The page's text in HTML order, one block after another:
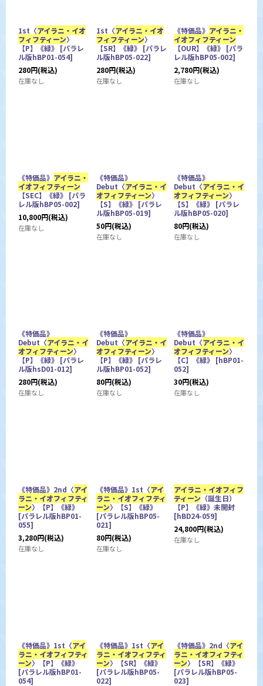
1st〈アイラニ・イオ
フィフティーン〉
【P】《緑》 [パラレ
ル版hBP01-054]
280円(税込)
在庫なし
1st〈アイラニ・イオ
フィフティーン〉
【SR】《緑》 [パラレ
ル版hBP05-022]
280円(税込)
在庫なし
《特価品》 アイラニ・
イオフィフティーン
【OUR】《緑》 [パラ
レル版hBP05-002]
2,780円(税込)
在庫なし
《特価品》 アイラニ・
イオフィフティーン
【SEC】《緑》 [パラ
レル版hBP05-002]
10,800円(税込)
在庫なし
《特価品》
Debut〈アイラニ・イ
オフィフティーン〉
【S】《緑》 [パラレ
ル版hBP05-019]
50円(税込)
在庫なし
《特価品》
Debut〈アイラニ・イ
オフィフティーン〉
【S】《緑》 [パラレ
ル版hBP05-020]
80円(税込)
在庫なし
《特価品》
Debut〈アイラニ・イ
オフィフティーン〉
【P】《緑》 [パラレ
ル版hsD01-012]
280円(税込)
在庫なし
《特価品》
Debut〈アイラニ・イ
オフィフティーン〉
【P】《緑》 [パラレ
ル版hBP01-052]
80円(税込)
在庫なし
《特価品》
Debut〈アイラニ・イ
オフィフティーン〉
【C】《緑》 [hBP01-
052]
30円(税込)
在庫なし
《特価品》2nd〈アイ
ラニ・イオフィフティ
ーン〉【P】《緑》
[パラレル版hBP01-
055]
3,280円(税込)
在庫なし
《特価品》1st〈アイ
ラニ・イオフィフティ
ーン〉【S】《緑》
[パラレル版hBP05-
021]
80円(税込)
在庫なし
アイラニ・イオフィフ
ティーン （誕生日）
【P】《緑》未開封
[hBD24-059]
24,800円(税込)
在庫なし
《特価品》1st〈アイ
ラニ・イオフィフティ
ーン〉【P】《緑》
[パラレル版hBP01-
054]
《特価品》1st〈アイ
ラニ・イオフィフティ
ーン〉【SR】《緑》
[パラレル版hBP05-
022]
《特価品》2nd〈アイ
ラニ・イオフィフティ
ーン〉【SR】《緑》
[パラレル版hBP05-
023]